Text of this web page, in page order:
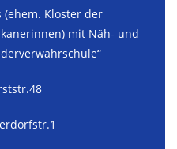
(ehem. Kloster der
mit Näh- und